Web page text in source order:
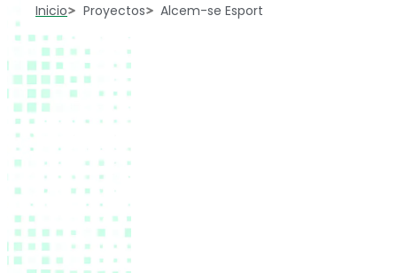
Inicio Proyectos Alcem-se Esport